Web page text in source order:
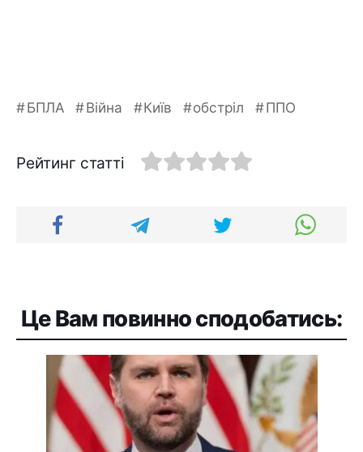
БПЛА Війна Київ обстріл ППО
Рейтинг статті
Це Вам повинно сподобатись: